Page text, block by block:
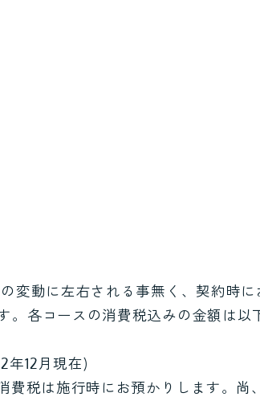
変動に左右される事無く、契約時に
。各コースの消費税込みの金額は以
12月現在)
費税は施行時にお預かりします。尚